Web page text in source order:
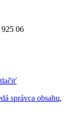
06
správca obsahu,